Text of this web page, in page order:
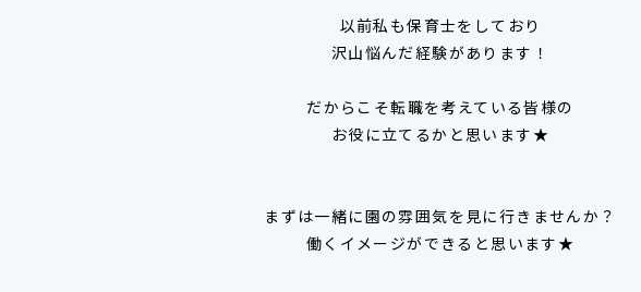
以前私も保育士をしており
沢山悩んだ経験があります！
だからこそ転職を考えている皆様の
お役に立てるかと思います★
まずは一緒に園の雰囲気を見に行きませんか？
働くイメージができると思います★